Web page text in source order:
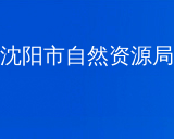
沈阳市自然资源局